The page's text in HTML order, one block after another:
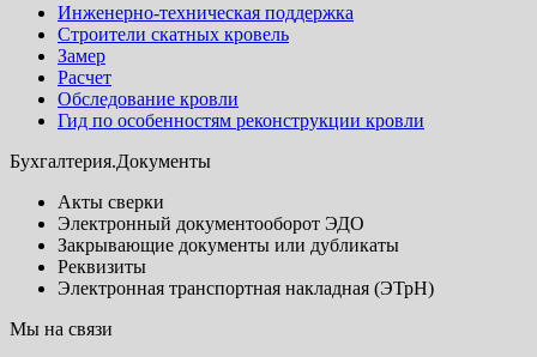
Инженерно-техническая поддержка
Строители скатных кровель
Замер
Расчет
Обследование кровли
Гид по особенностям реконструкции кровли
Бухгалтерия.Документы
Акты сверки
Электронный документооборот ЭДО
Закрывающие документы или дубликаты
Реквизиты
Электронная транспортная накладная (ЭТрН)
Мы на связи